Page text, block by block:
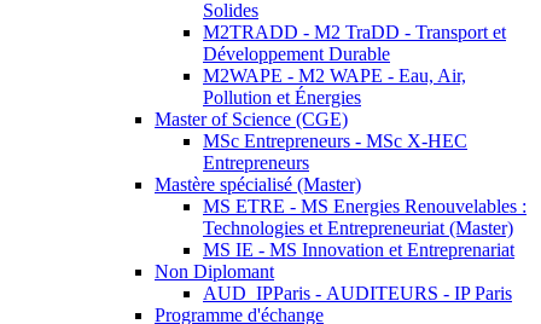
Solides
M2TRADD - M2 TraDD - Transport et
Développement Durable
M2WAPE - M2 WAPE - Eau, Air,
Pollution et Énergies
Master of Science (CGE)
MSc Entrepreneurs - MSc X-HEC
Entrepreneurs
Mastère spécialisé (Master)
MS ETRE - MS Energies Renouvelables :
Technologies et Entrepreneuriat (Master)
MS IE - MS Innovation et Entreprenariat
Non Diplomant
AUD_IPParis - AUDITEURS - IP Paris
Programme d'échange